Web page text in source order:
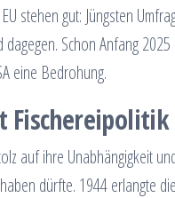
stehen gut: Jüngsten
Schon Anfang
eine Bedrohung.
Fischereipolitik
auf ihre Unabhängigkeit
dürfte. 1944 erlangte